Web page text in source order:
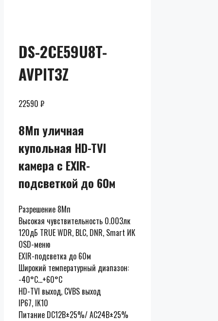
DS-2CE59U8T-
AVPIT3Z
22590 ₽
8Мп уличная
купольная HD-TVI
камера с EXIR-
подсветкой до 60м
Разрешение 8Мп
Высокая чувствительность 0.003лк
120дБ TRUE WDR, BLC, DNR, Smart ИК
OSD-меню
EXIR-подсветка до 60м
Широкий температурный диапазон:
-40°C…+60°C
HD-TVI выход, CVBS выход
IP67, IK10
Питание DC12В±25%/ AC24В±25%